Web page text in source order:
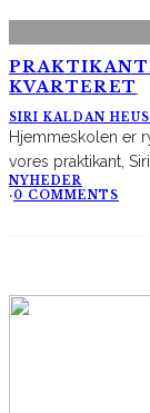
KVARTERET
SIRI KALDAN
Hjemmeskolen er
vores praktikant,
NYHEDER
·0 COMMENTS